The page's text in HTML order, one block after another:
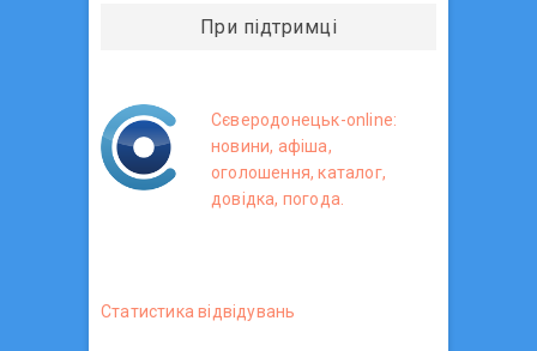
При підтримці
Сєверодонецьк-online:
новини, афіша,
оголошення, каталог,
довідка, погода.
Статистика вiдвiдувань